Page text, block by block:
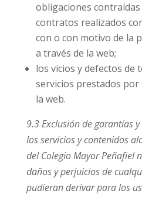
obligaciones
contratos realizados
con o con motivo de la
a través de la web;
los vicios y defectos de
servicios prestados
la web.
9.3 Exclusión de garantías
los servicios y contenidos
del Colegio Mayor Peñafiel
daños y perjuicios de
pudieran derivar para los